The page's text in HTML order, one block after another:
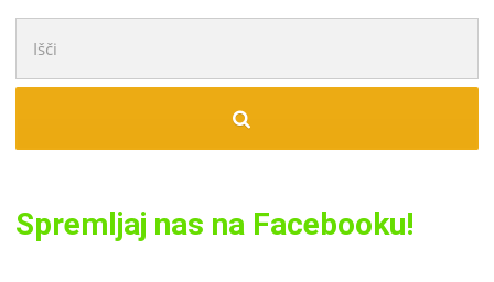
Spremljaj nas na Facebooku!